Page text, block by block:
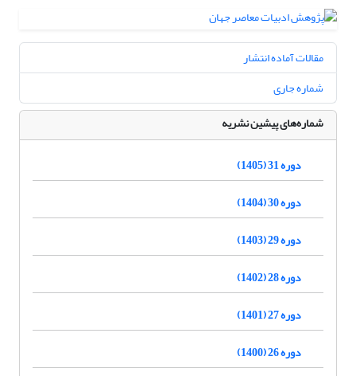
مقالات آماده انتشار
شماره جاری
شماره‌های پیشین نشریه
دوره 31 (1405)
دوره 30 (1404)
دوره 29 (1403)
دوره 28 (1402)
دوره 27 (1401)
دوره 26 (1400)